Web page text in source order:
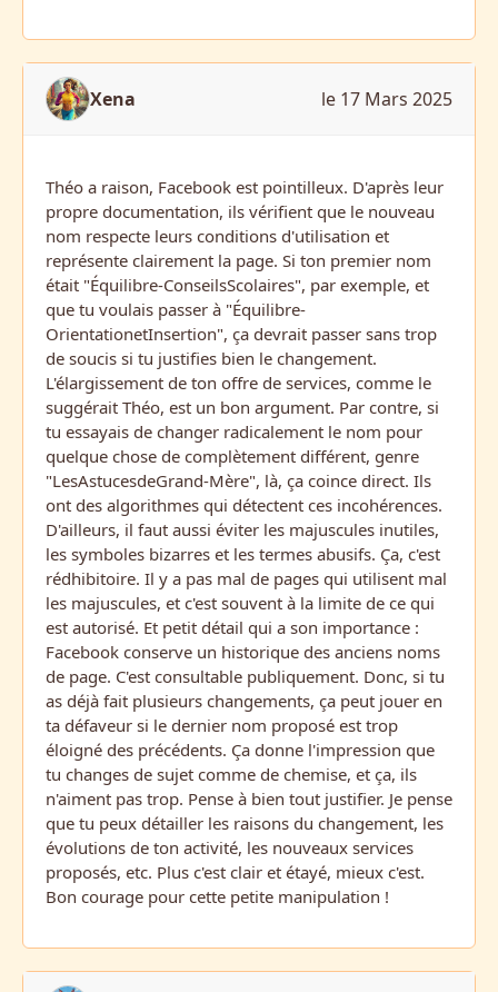
Xena le 17 Mars 2025
Théo a raison, Facebook est pointilleux. D'après leur
propre documentation, ils vérifient que le nouveau
nom respecte leurs conditions d'utilisation et
représente clairement la page. Si ton premier nom
était "Équilibre-ConseilsScolaires", par exemple, et
que tu voulais passer à "Équilibre-
OrientationetInsertion", ça devrait passer sans trop
de soucis si tu justifies bien le changement.
L'élargissement de ton offre de services, comme le
suggérait Théo, est un bon argument. Par contre, si
tu essayais de changer radicalement le nom pour
quelque chose de complètement différent, genre
"LesAstucesdeGrand-Mère", là, ça coince direct. Ils
ont des algorithmes qui détectent ces incohérences.
D'ailleurs, il faut aussi éviter les majuscules inutiles,
les symboles bizarres et les termes abusifs. Ça, c'est
rédhibitoire. Il y a pas mal de pages qui utilisent mal
les majuscules, et c'est souvent à la limite de ce qui
est autorisé. Et petit détail qui a son importance :
Facebook conserve un historique des anciens noms
de page. C'est consultable publiquement. Donc, si tu
as déjà fait plusieurs changements, ça peut jouer en
ta défaveur si le dernier nom proposé est trop
éloigné des précédents. Ça donne l'impression que
tu changes de sujet comme de chemise, et ça, ils
n'aiment pas trop. Pense à bien tout justifier. Je pense
que tu peux détailler les raisons du changement, les
évolutions de ton activité, les nouveaux services
proposés, etc. Plus c'est clair et étayé, mieux c'est.
Bon courage pour cette petite manipulation !